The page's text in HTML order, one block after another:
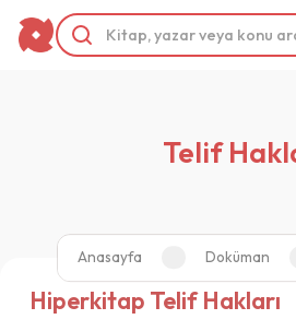
Telif
Anasayfa Doküman
Hiperkitap Telif Hakları